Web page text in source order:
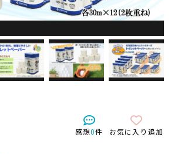
感想0件 お気に入り追加